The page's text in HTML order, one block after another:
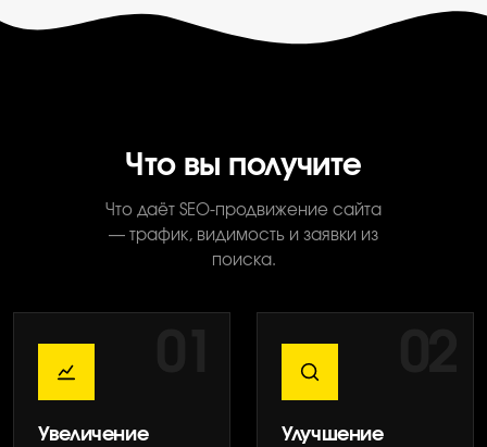
Что вы получите
Что даёт SEO-продвижение сайта
— трафик, видимость и заявки из
поиска.
Увеличение
Улучшение